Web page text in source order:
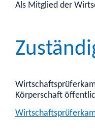
Als Mitglied der
Körperschaft